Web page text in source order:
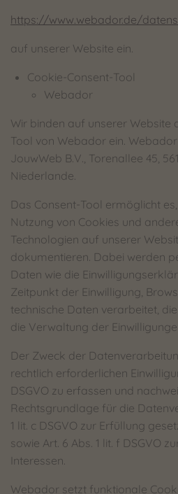
https://www.webador.de/
auf unserer Website ein.
Cookie-Consent-Tool
Webador
Wir binden auf unserer Website
Tool von Webador ein.
JouwWeb B.V., Torenallee 45,
Niederlande.
Das Consent-Tool ermöglicht
Nutzung von Cookies und
Technologien auf unserer
dokumentieren. Dabei werden
Daten wie die
Zeitpunkt der Einwilligung,
technische Daten verarbeitet,
die Verwaltung der
Der Zweck der
rechtlich erforderlichen
DSGVO zu erfassen und
Rechtsgrundlage für die
1 lit. c DSGVO zur Erfüllung
sowie Art. 6 Abs. 1 lit. f DSGVO
Interessen.
Webador setzt funktionale